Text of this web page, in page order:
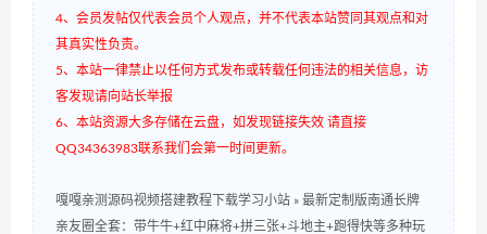
4、会员发帖仅代表会员个人观点，并不代表本站赞同其观点和对
其真实性负责。
5、本站一律禁止以任何方式发布或转载任何违法的相关信息，访
客发现请向站长举报
6、本站资源大多存储在云盘，如发现链接失效 请直接
QQ34363983联系我们会第一时间更新。
嘎嘎亲测源码视频搭建教程下载学习小站 » 最新定制版南通长牌
亲友圈全套：带牛牛+红中麻将+拼三张+斗地主+跑得快等多种玩